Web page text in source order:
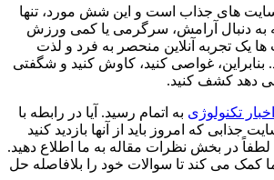
سایت های جذاب است و این شش مورد، تنها
به دنبال آرامش، سرگرمی یا کمی ورزش
ها یک تجربه آنلاین منحصر به فرد و لذت
بنابراین، غواصی کنید، کاوش کنید و شگفتی
دهد کشف کنید.
تکنولوژی به اتمام رسید. آیا در رابطه با
مقاله در مورد 6 سایت جذابی که امروز باید از آنها بازدید کنید
لطفاً در بخش نظرات مقاله به ما اطلاع دهید.
می کند تا سوالات خود را بلافاصله حل